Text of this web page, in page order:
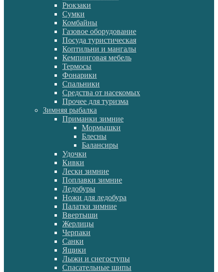
Рюкзаки
Сумки
Комбайны
Газовое оборудование
Посуда туристическая
Коптильни и мангалы
Кемпинговая мебель
Термосы
Фонарики
Спальники
Средства от насекомых
Прочее для туризма
Зимняя рыбалка
Приманки зимние
Мормышки
Блесны
Балансиры
Удочки
Кивки
Лески зимние
Поплавки зимние
Ледобуры
Ножи для ледобура
Палатки зимние
Ввертыши
Жерлицы
Черпаки
Санки
Ящики
Лыжи и снегоступы
Спасательные шипы